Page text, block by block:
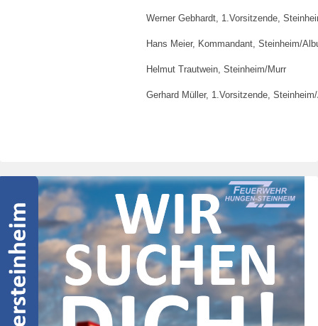
Werner Gebhardt, 1.Vorsitzende,
Hans Meier, Kommandant, Steinheim/
Helmut Trautwein, Steinheim/Murr
Gerhard Müller, 1.Vorsitzende,